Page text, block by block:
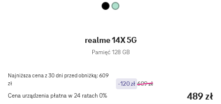
realme 14X 5G
Pamięć 128 GB
Najniższa cena z 30 dni przed obniżką: 609
zł
Cena urządzenia płatna w 24 ratach 0%
-120 zł 609 zł
489 zł